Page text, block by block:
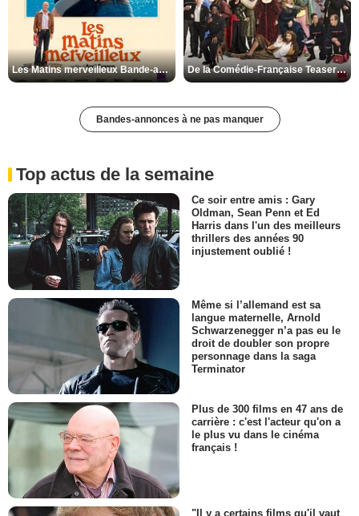
Les Matins merveilleux Bande-annonce VF De la Comédie-Française Teaser VF
Bandes-annonces à ne pas manquer
Top actus de la semaine
Ce soir entre amis : Gary
Oldman, Sean Penn et Ed
Harris dans l'un des meilleurs
thrillers des années 90
injustement oublié !
Même si l’allemand est sa
langue maternelle, Arnold
Schwarzenegger n’a pas eu le
droit de doubler son propre
personnage dans la saga
Terminator
Plus de 300 films en 47 ans de
carrière : c'est l'acteur qu'on a
le plus vu dans le cinéma
français !
"Il y a certains films qu'il vaut